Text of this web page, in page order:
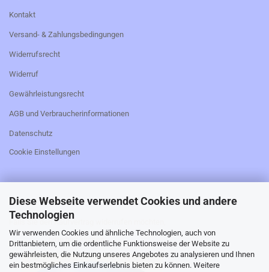
Diese Webseite verwendet Cookies und andere
Technologien
Wir verwenden Cookies und ähnliche Technologien, auch von
Drittanbietern, um die ordentliche Funktionsweise der Website zu
gewährleisten, die Nutzung unseres Angebotes zu analysieren und Ihnen
ein bestmögliches Einkaufserlebnis bieten zu können. Weitere
Kontakt
Versand- & Zahlungsbedingungen
Widerrufsrecht
Widerruf
Gewährleistungsrecht
AGB und Verbraucherinformationen
Datenschutz
Cookie Einstellungen
_________________________________________________
Falls Sie den Kaufvertrag widerrufen möchten,
bitte hier klicken: